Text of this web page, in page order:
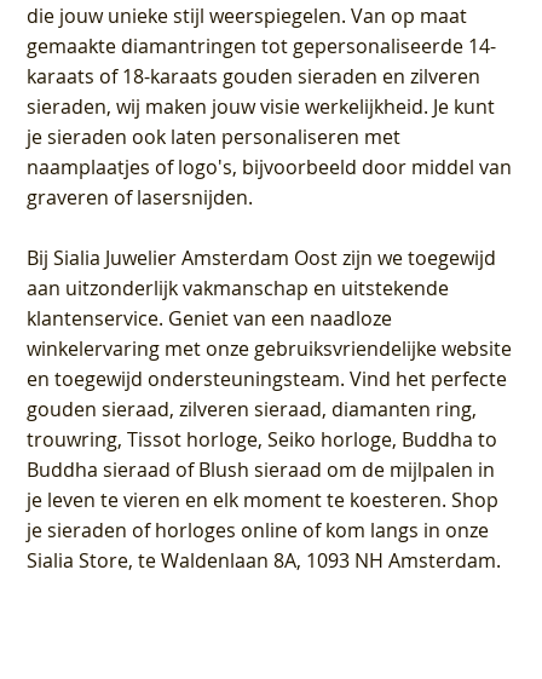
die jouw unieke stijl weerspiegelen. Van op maat
gemaakte diamantringen tot gepersonaliseerde 14-
karaats of 18-karaats gouden sieraden en zilveren
sieraden, wij maken jouw visie werkelijkheid. Je kunt
je sieraden ook laten personaliseren met
naamplaatjes of logo's, bijvoorbeeld door middel van
graveren of lasersnijden.
BijSialia Juwelier Amsterdam Oostzijn we toegewijd
aan uitzonderlijk vakmanschap en uitstekende
klantenservice. Geniet van een naadloze
winkelervaring met onze gebruiksvriendelijke website
en toegewijd ondersteuningsteam. Vind het perfecte
gouden sieraad, zilveren sieraad, diamanten ring,
trouwring, Tissot horloge, Seiko horloge, Buddha to
Buddha sieraad of Blush sieraad om de mijlpalen in
je leven te vieren en elk moment te koesteren. Shop
je sieraden of horloges online of kom langs in onze
Sialia Store, te Waldenlaan 8A, 1093 NH Amsterdam.